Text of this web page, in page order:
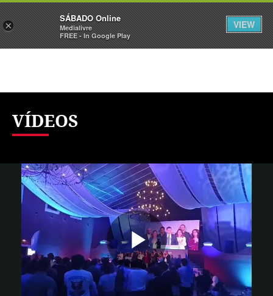
Sábado Assine Iniciar Sessão
VÍDEOS
×
SÁBADO Online
Medialivre
FREE - In Google Play
VIEW